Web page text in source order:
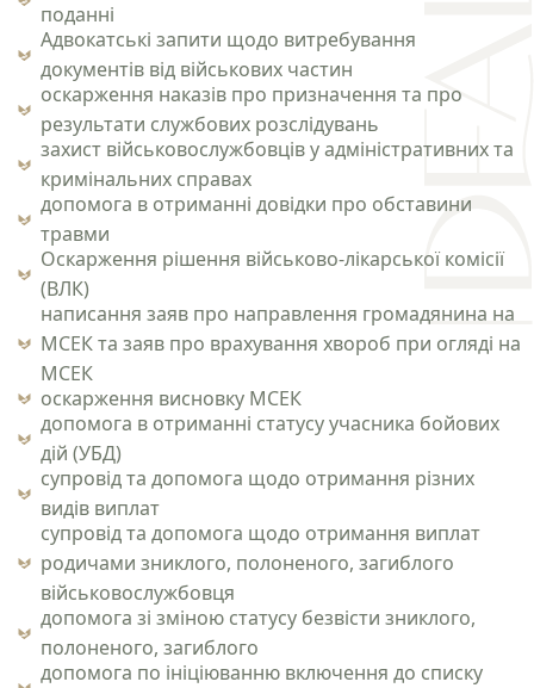
поданні
Адвокатські запити щодо витребування
документів від військових частин
оскарження наказів про призначення та про
результати службових розслідувань
захист військовослужбовців у адміністративних та
кримінальних справах
допомога в отриманні довідки про обставини
травми
Оскарження рішення військово-лікарської комісії
(ВЛК)
написання заяв про направлення громадянина на
МСЕК та заяв про врахування хвороб при огляді на
МСЕК
оскарження висновку МСЕК
допомога в отриманні статусу учасника бойових
дій (УБД)
супровід та допомога щодо отримання різних
видів виплат
супровід та допомога щодо отримання виплат
родичами зниклого, полоненого, загиблого
військовослужбовця
допомога зі зміною статусу безвісти зниклого,
полоненого, загиблого
допомога по ініціюванню включення до списку